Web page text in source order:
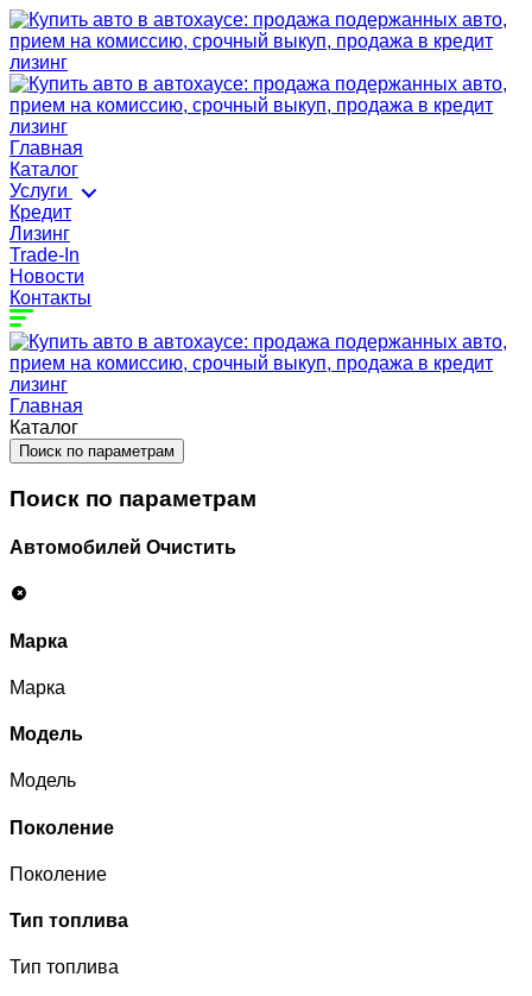
Главная
Каталог
Услуги
Кредит
Лизинг
Trade-In
Новости
Контакты
Главная
Каталог
Поиск по параметрам
Поиск по параметрам
Автомобилей Очистить
Марка
Марка
Модель
Модель
Поколение
Поколение
Тип топлива
Тип топлива